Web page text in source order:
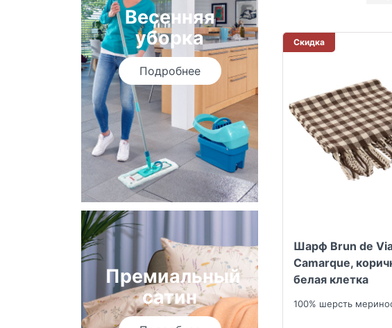
Весенняя
уборка
Подробнее
Премиальный
сатин
Скидка
Шарф Brun de
Camarque,
белая клетка
100% шерсть